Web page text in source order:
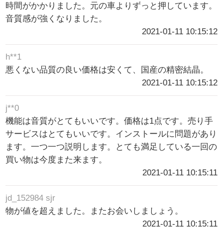
時間がかかりました。元の車よりずっと押しています。
音質感が強くなりました。
2021-01-11 10:15:12
h**1
悪くない品質の良い価格は安くて、国産の精密結晶。
2021-01-11 10:15:12
j**0
機能は音質がとてもいいです。価格は1点です。売り手
サービスはとてもいいです。インストールに問題があり
ます。一つ一つ説明します。とても満足している一回の
買い物は今度また来ます。
2021-01-11 10:15:11
jd_152984 sjr
物が値を超えました。またお会いしましょう。
2021-01-11 10:15:11